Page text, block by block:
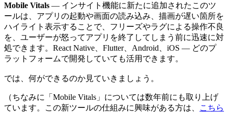
Mobile Vitals ― インサイト機能に新たに追加されたこのツ
ールは、アプリの起動や画面の読み込み、描画が遅い箇所を
ハイライト表示することで、フリーズやラグによる操作不良
を、ユーザーが怒ってアプリを終了してしまう前に迅速に対
処できます。React Native、Flutter、Android、iOS ― どのプ
ラットフォームで開発していても活用できます。
では、何ができるのか見ていきましょう。
（ちなみに「Mobile Vitals」については数年前にも取り上げ
ています。この新ツールの仕組みに興味がある方は、
こちら